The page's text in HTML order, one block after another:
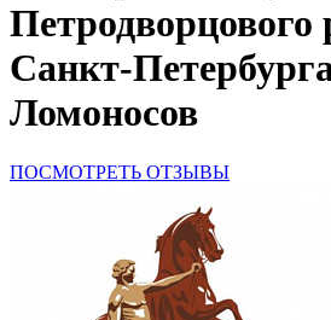
Петродворцового
Санкт-
Ломоносов
ПОСМОТРЕТЬ ОТЗЫВЫ